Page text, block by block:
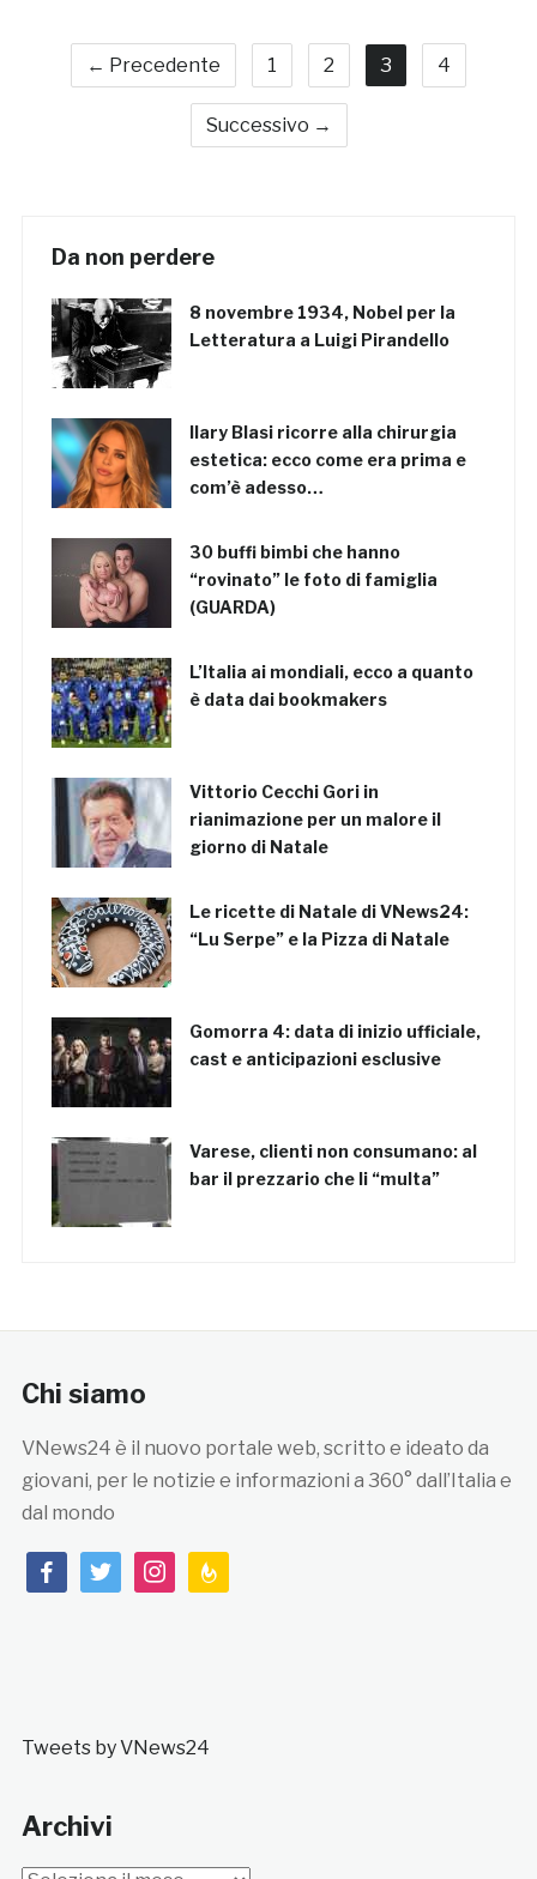
← Precedente 1 2 3 4
Successivo →
Da non perdere
8 novembre 1934, Nobel per la
Letteratura a Luigi Pirandello
Ilary Blasi ricorre alla chirurgia
estetica: ecco come era prima e
com’è adesso…
30 buffi bimbi che hanno
“rovinato” le foto di famiglia
(GUARDA)
L’Italia ai mondiali, ecco a quanto
è data dai bookmakers
Vittorio Cecchi Gori in
rianimazione per un malore il
giorno di Natale
Le ricette di Natale di VNews24:
“Lu Serpe” e la Pizza di Natale
Gomorra 4: data di inizio ufficiale,
cast e anticipazioni esclusive
Varese, clienti non consumano: al
bar il prezzario che li “multa”
Chi siamo
VNews24 è il nuovo portale web, scritto e ideato da
giovani, per le notizie e informazioni a 360° dall’Italia e
dal mondo
facebooktwitterinstagramfeedburner
Tweets by VNews24
Archivi